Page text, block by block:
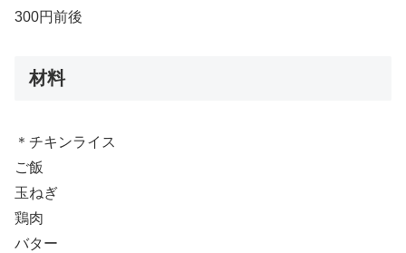
300円前後
材料
＊チキンライス
ご飯
玉ねぎ
鶏肉
バター